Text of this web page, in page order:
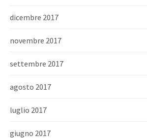
dicembre 2017
novembre 2017
settembre 2017
agosto 2017
luglio 2017
giugno 2017